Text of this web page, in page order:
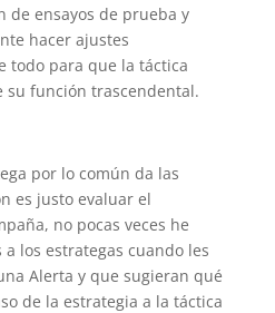
de ensayos de prueba y
hacer ajustes
todo para que la táctica
función trascendental.
por lo común da las
es justo evaluar el
no pocas veces he
los estrategas cuando les
Alerta y que sugieran qué
de la estrategia a la táctica